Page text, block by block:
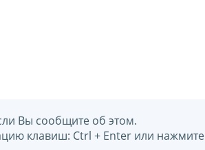
Вы сообщите об этом.
клавиш: Ctrl + Enter или нажмите